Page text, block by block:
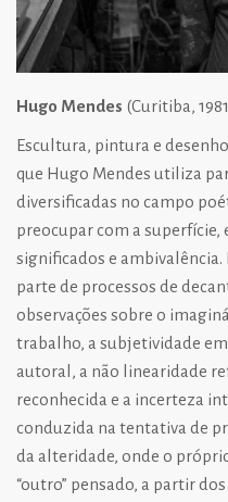
Hugo Mendes (Curitiba,
Escultura, pintura e
que Hugo Mendes utiliza
diversificadas no campo
preocupar com a superfície,
significados e ambivalência.
parte de processos de
observações sobre o
trabalho, a subjetividade
autoral, a não linearidade
reconhecida e a incerteza
conduzida na tentativa de
da alteridade, onde o
“outro” pensado, a partir